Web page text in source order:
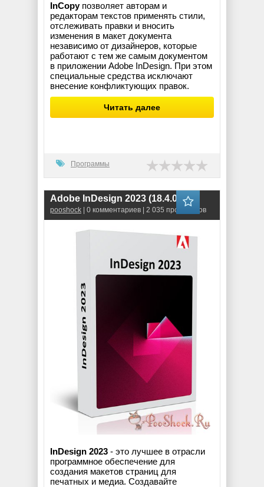
InCopyпозволяет авторам и
редакторам текстов применять стили,
отслеживать правки и вносить
изменения в макет документа
независимо от дизайнеров, которые
работают с тем же самым документом
в приложении Adobe InDesign. При этом
специальные средства исключают
внесение конфликтующих правок.
Читать далее
Программы
Adobe InDesign 2023 (18.4.0.056)
pooshock | 0 комментариев | 2 035 просмотров
InDesign 2023 - это лучшее в отрасли
программное обеспечение для
создания макетов страниц для
печатных и медиа. Создавайте